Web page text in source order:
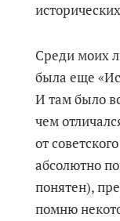
Среди моих
была еще
И там было
чем
от
абсолютно
понятен),
помню